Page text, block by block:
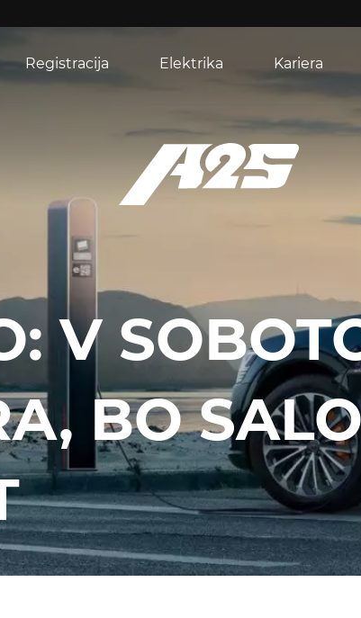
Registracija Elektrika Kariera
V
BO